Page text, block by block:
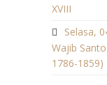
XVIII
Selasa,
Wajib
1786-1859)